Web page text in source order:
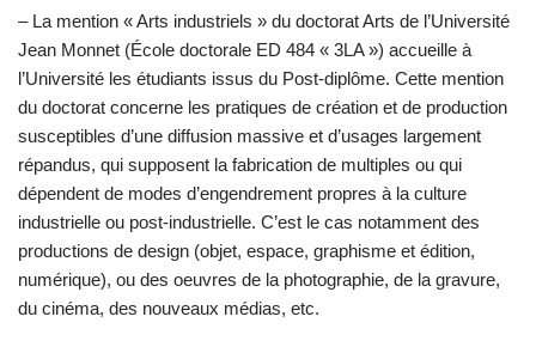
– La mention « Arts industriels » du doctorat Arts de l’Université
Jean Monnet (École doctorale ED 484 « 3LA ») accueille à
l’Université les étudiants issus du Post-diplôme. Cette mention
du doctorat concerne les pratiques de création et de production
susceptibles d’une diffusion massive et d’usages largement
répandus, qui supposent la fabrication de multiples ou qui
dépendent de modes d’engendrement propres à la culture
industrielle ou post-industrielle. C’est le cas notamment des
productions de design (objet, espace, graphisme et édition,
numérique), ou des oeuvres de la photographie, de la gravure,
du cinéma, des nouveaux médias, etc.